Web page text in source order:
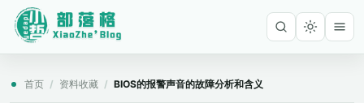
首页 / 资料收藏 / BIOS的报警声音的故障分析和含义